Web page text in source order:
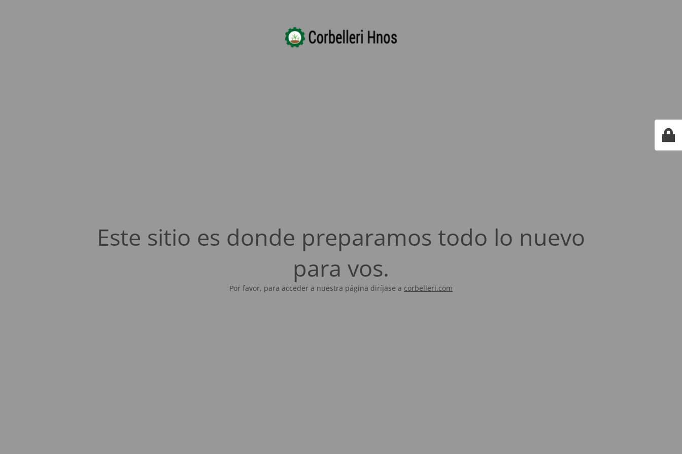
Este sitio es donde preparamos todo lo nuevo
para vos.
Por favor, para acceder a nuestra página diríjase a corbelleri.com